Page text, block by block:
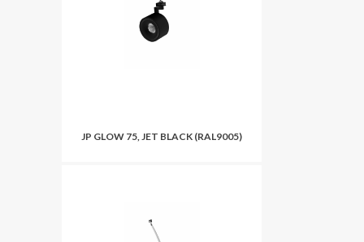
JP GLOW 75, JET BLACK (RAL9005)